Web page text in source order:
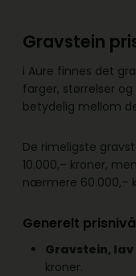
Gravstein
i Aure finnes det
farger, størrelser
betydelig mellom
De rimeligste
10.000,– kroner,
nærmere 60.000,–
Generelt
Gravstein, lav
kroner.